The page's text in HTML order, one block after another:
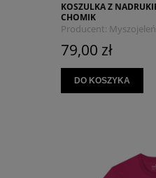
KOSZULKA Z
CHOMIK
Producent: Myszojeleń
79,00 zł
DO KOSZYKA